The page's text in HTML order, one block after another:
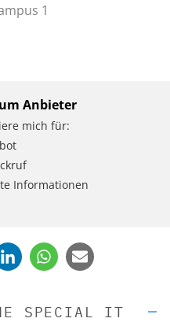
1
Anbieter
mich für:
Informationen
SPECIAL IT